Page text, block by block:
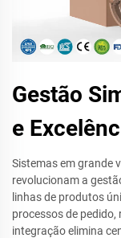
Gestão
e
Sistemas em grande
revolucionam a
linhas de produtos
processos de
integração elimina